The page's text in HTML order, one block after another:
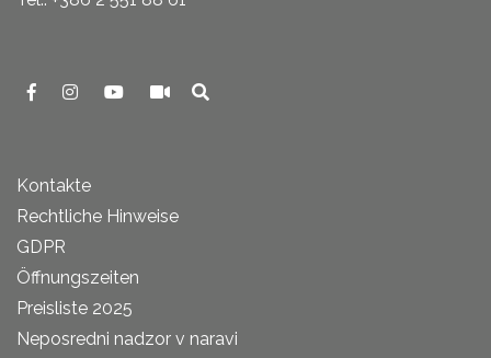
Kontakte
Rechtliche Hinweise
GDPR
Öffnungszeiten
Preisliste 2025
Neposredni nadzor v naravi